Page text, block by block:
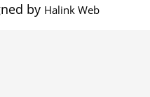
by Halink Web